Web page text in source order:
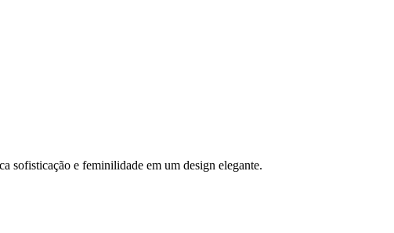
sofisticação e feminilidade em um design elegante.